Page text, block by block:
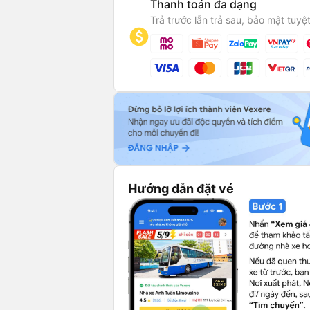
Thanh toán đa dạng
Trả trước lẫn trả sau, bảo mật
Hướng dẫn đặt vé